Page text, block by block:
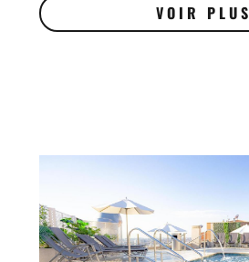
VOIR PLUS